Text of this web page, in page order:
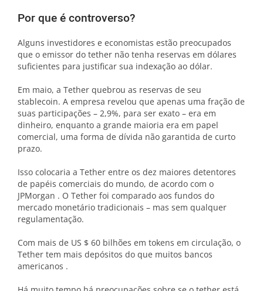
Por que é controverso?
Alguns investidores e economistas estão preocupados
que o emissor do tether não tenha reservas em dólares
suficientes para justificar sua indexação ao dólar.
Em maio, a Tether quebrou as reservas de seu
stablecoin. A empresa revelou que apenas uma fração de
suas participações – 2,9%, para ser exato – era em
dinheiro, enquanto a grande maioria era em papel
comercial, uma forma de dívida não garantida de curto
prazo.
Isso colocaria a Tether entre os dez maiores detentores
de papéis comerciais do mundo, de acordo com o
JPMorgan . O Tether foi comparado aos fundos do
mercado monetário tradicionais – mas sem qualquer
regulamentação.
Com mais de US $ 60 bilhões em tokens em circulação, o
Tether tem mais depósitos do que muitos bancos
americanos .